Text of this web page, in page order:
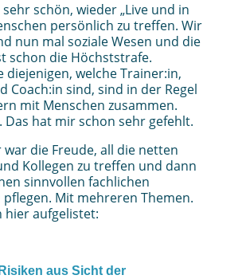
schön, wieder „Live und in
persönlich zu treffen. Wir
nun mal soziale Wesen und die
schon die Höchststrafe.
diejenigen, welche Trainer:in,
Coach:in sind, sind in der Regel
mit Menschen zusammen.
Das hat mir schon sehr gefehlt.
die Freude, all die netten
Kollegen zu treffen und dann
sinnvollen fachlichen
pflegen. Mit mehreren Themen.
hier aufgelistet:
aus Sicht der